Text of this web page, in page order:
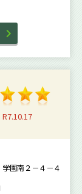
R7.10.17
園南２－４－４